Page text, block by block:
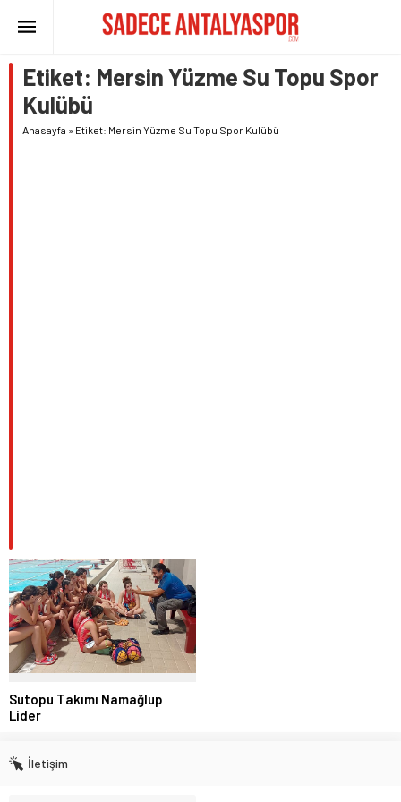
Etiket: Mersin Yüzme Su Topu Spor
Kulübü
Anasayfa » Etiket: Mersin Yüzme Su Topu Spor Kulübü
Sutopu Takımı Namağlup
Lider
İletişim